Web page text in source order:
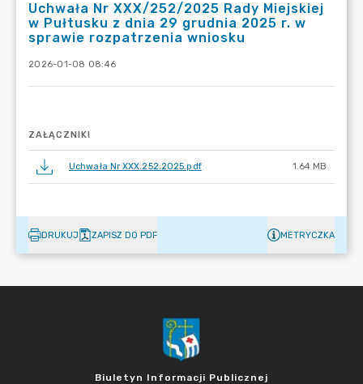
Uchwała Nr XXX/252/2025 Rady Miejskiej
w Pułtusku z dnia 29 grudnia 2025 r. w
sprawie rozpatrzenia wniosku
2026-01-08 08:46
ZAŁĄCZNIKI
Uchwała Nr XXX.252.2025.pdf 1.64 MB
DRUKUJ ZAPISZ DO PDF METRYCZKA
Biuletyn Informacji Publicznej